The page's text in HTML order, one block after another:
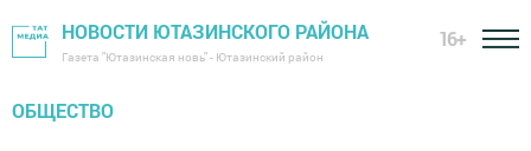
НОВОСТИ ЮТАЗИНСКОГО РАЙОНА
Газета "Ютазинская новь" - Ютазинский район
16+
ОБЩЕСТВО